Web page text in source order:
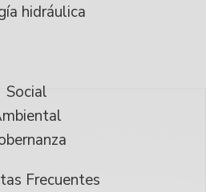
hidráulica
Social
Frecuentes